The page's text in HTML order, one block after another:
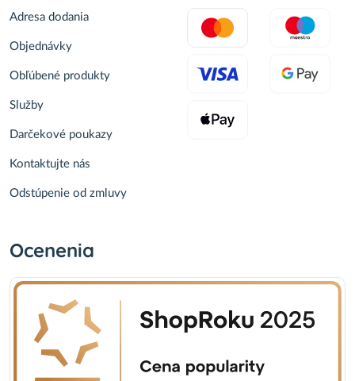
Adresa dodania
Objednávky
Obľúbené produkty
Služby
Darčekové poukazy
Kontaktujte nás
Odstúpenie od zmluvy
Ocenenia